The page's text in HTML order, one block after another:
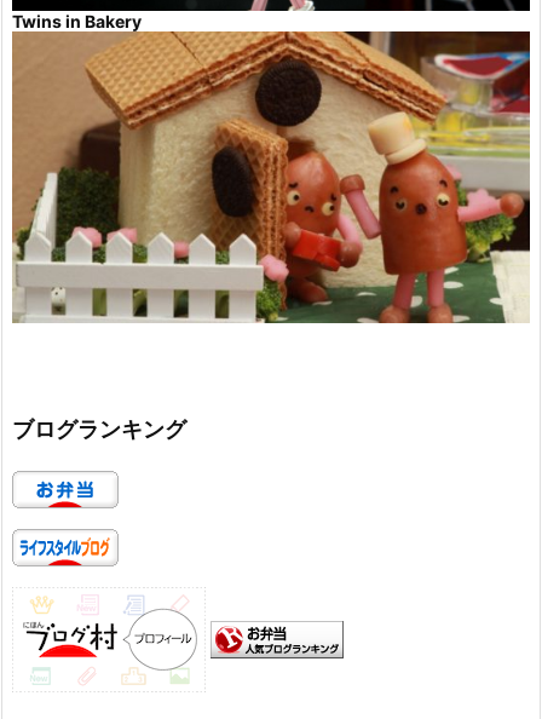
Twins in Bakery
ブログランキング